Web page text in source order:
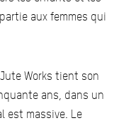
aux femmes qui
Works tient son
ans, dans un
est massive. Le